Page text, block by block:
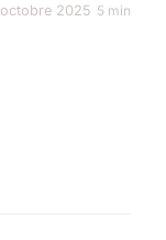
2025 5 min